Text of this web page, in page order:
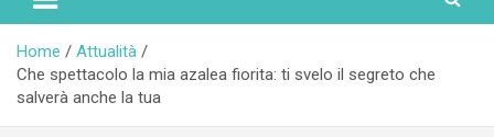
Home
Attualità
Che spettacolo la mia azalea fiorita: ti svelo il segreto che
salverà anche la tua